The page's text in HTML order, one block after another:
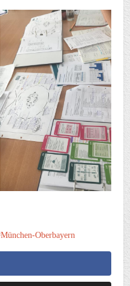
München-Oberbayern